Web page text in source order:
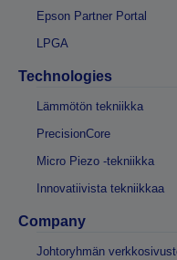
Epson Partner Portal
LPGA
Technologies
Lämmötön tekniikka
PrecisionCore
Micro Piezo -tekniikka
Innovatiivista tekniikkaa
Company
Johtoryhmän